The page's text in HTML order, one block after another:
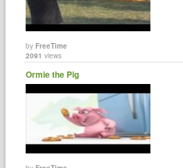
byFreeTime
2091 views
Ormie the Pig